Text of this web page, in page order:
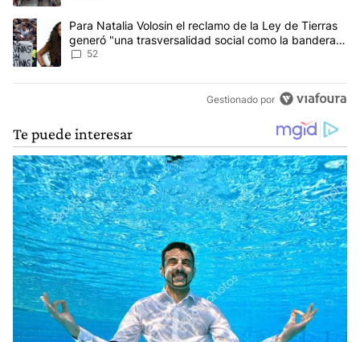
Un artículo de tendencia con el título "Para Natalia Volosin el
Para Natalia Volosin el reclamo de la Ley de Tierras
generó "una trasversalidad social como la bandera
de Malvinas"
52
Gestionado por